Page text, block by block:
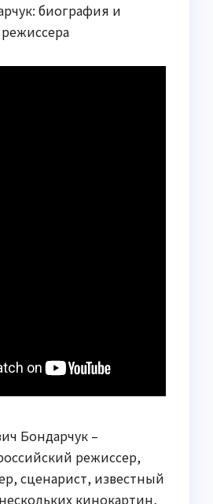
Бондарчук –
режиссер,
сценарист, известный
кинокартин,